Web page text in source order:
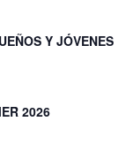
Y JÓVENES
2026